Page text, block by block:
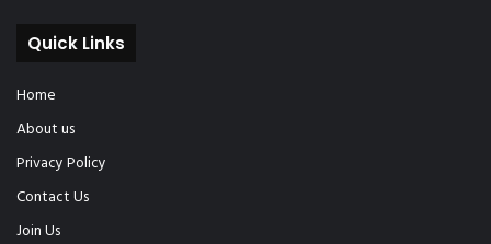
Quick Links
Home
About us
Privacy Policy
Contact Us
Join Us